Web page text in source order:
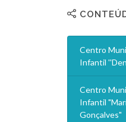
Centro
Infantil
Centro
Infantil
Gonçalves"